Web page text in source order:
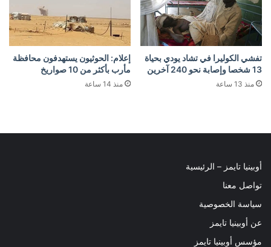
تفشي الكوليرا في تشاد يودي بحياة
13 شخصا وإصابة نحو 240 آخرين
منذ 13 ساعة
إعلام: الحوثيون يستهدفون محافظة
مأرب بأكثر من 10 صواريخ
منذ 14 ساعة
أوبينيا تايمز – الرئيسية
تواصل معنا
سياسة الخصوصية
عن أوبينيا تايمز
مؤسس أوبينيا تايمز